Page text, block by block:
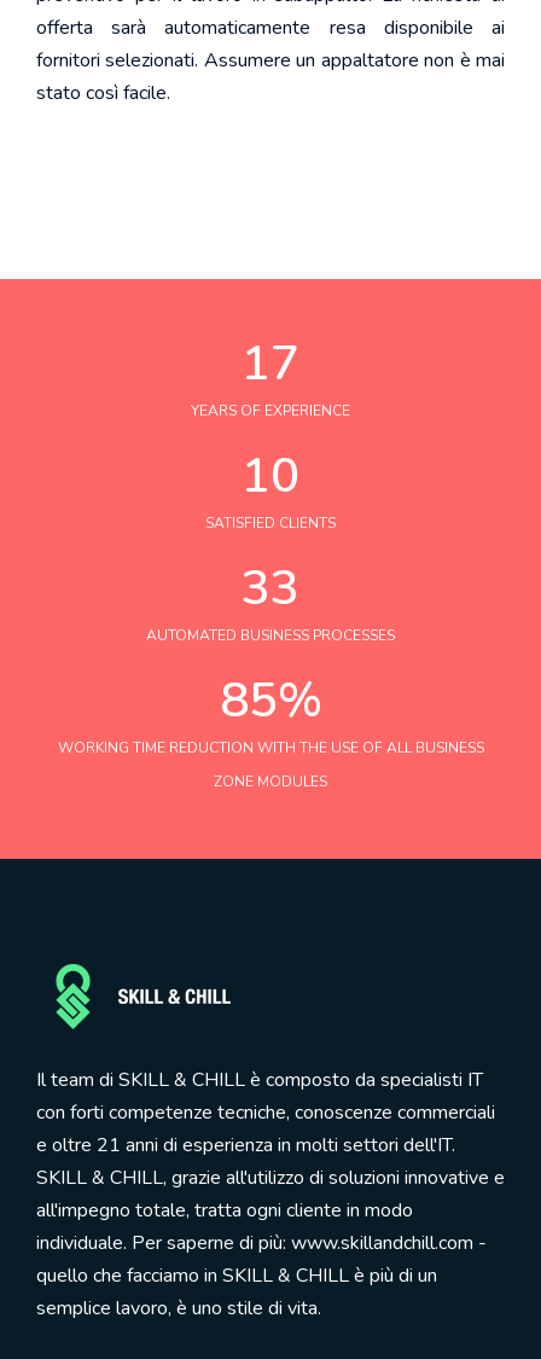
offerta sarà automaticamente resa disponibile ai
fornitori selezionati. Assumere un appaltatore non è mai
stato così facile.
21
YEARS OF EXPERIENCE
12
SATISFIED CLIENTS
39
AUTOMATED BUSINESS PROCESSES
85%
WORKING TIME REDUCTION WITH THE USE OF ALL BUSINESS
ZONE MODULES
Il team di SKILL & CHILL è composto da specialisti IT
con forti competenze tecniche, conoscenze commerciali
e oltre 21 anni di esperienza in molti settori dell'IT.
SKILL & CHILL, grazie all'utilizzo di soluzioni innovative e
all'impegno totale, tratta ogni cliente in modo
individuale. Per saperne di più: www.skillandchill.com -
quello che facciamo in SKILL & CHILL è più di un
semplice lavoro, è uno stile di vita.